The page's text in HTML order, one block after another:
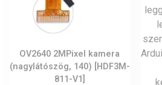
OV2640 2MPixel kamera
(nagylátószög, 140) [HDF3M-
811-V1]